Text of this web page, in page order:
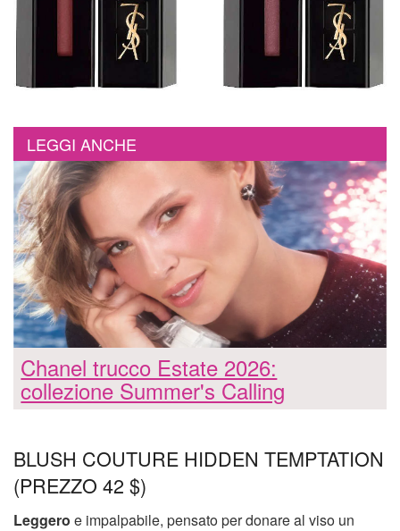
LEGGI ANCHE
Chanel trucco Estate 2026:
collezione Summer's Calling
BLUSH COUTURE HIDDEN TEMPTATION
(PREZZO 42 $)
Leggero e impalpabile, pensato per donare al viso un